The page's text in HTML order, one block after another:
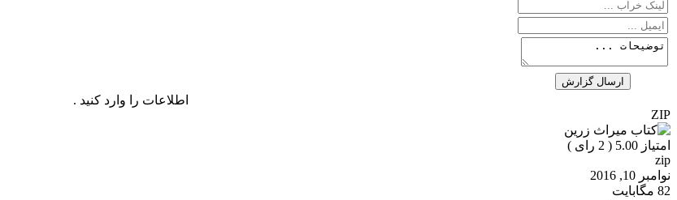
اطلاعات را وارد کنید .
ZIP
امتیاز 5.00 ( 2 رای )
zip
نوامبر 10, 2016
82 مگابایت